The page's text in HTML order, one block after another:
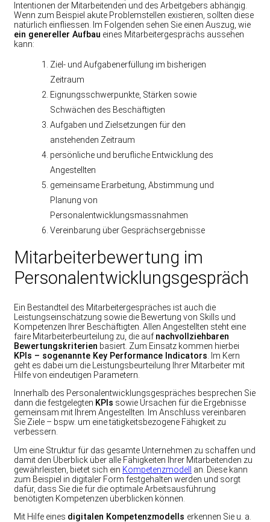
Intentionen der Mitarbeitenden und des Arbeitgebers abhängig.
Wenn zum Beispiel akute Problemstellen existieren, sollten diese
natürlich einfliessen. Im Folgenden sehen Sie einen Auszug, wie
ein genereller Aufbau eines Mitarbeitergesprächs aussehen
kann:
Ziel- und Aufgabenerfüllung im bisherigen
Zeitraum
Eignungsschwerpunkte, Stärken sowie
Schwächen des Beschäftigten
Aufgaben und Zielsetzungen für den
anstehenden Zeitraum
persönliche und berufliche Entwicklung des
Angestellten
gemeinsame Erarbeitung, Abstimmung und
Planung von
Personalentwicklungsmassnahmen
Vereinbarung über Gesprächsergebnisse
Mitarbeiterbewertung im
Personalentwicklungsgespräch
Ein Bestandteil des Mitarbeitergespräches ist auch die
Leistungseinschätzung sowie die Bewertung von Skills und
Kompetenzen Ihrer Beschäftigten. Allen Angestellten steht eine
faire Mitarbeiterbeurteilung zu, die aufnachvollziehbaren
Bewertungskriterien basiert. Zum Einsatz kommen hierbei
KPIs – sogenannte Key Performance Indicators. Im Kern
geht es dabei um die Leistungsbeurteilung Ihrer Mitarbeiter mit
Hilfe von eindeutigen Parametern.
Innerhalb des Personalentwicklungsgespräches besprechen Sie
dann die festgelegten KPIs sowie Ursachen für die Ergebnisse
gemeinsam mit Ihrem Angestellten. Im Anschluss vereinbaren
Sie Ziele – bspw. um eine tätigkeitsbezogene Fähigkeit zu
verbessern.
Um eine Struktur für das gesamte Unternehmen zu schaffen und
damit den Überblick über alle Fähigkeiten Ihrer Mitarbeitenden zu
gewährleisten, bietet sich ein Kompetenzmodell an. Diese kann
zum Beispiel in digitaler Form festgehalten werden und sorgt
dafür, dass Sie die für die optimale Arbeitsausführung
benötigten Kompetenzen überblicken können.
Mit Hilfe eines digitalen Kompetenzmodells erkennen Sie u. a.